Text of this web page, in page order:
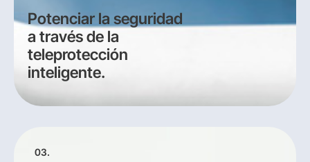
Potenciar la seguridad
a través de la
teleprotección
inteligente.
03.